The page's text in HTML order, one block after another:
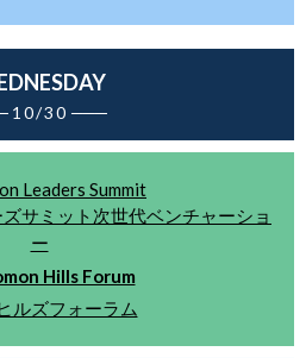
10/30 ───
Leaders Summit
サミット次世代ベンチャーショ
ー
Hills Forum
ルズフォーラム